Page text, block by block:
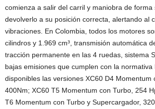
comienza a salir del carril y maniobra de forma
devolverlo a su posición correcta, alertando al
vibraciones. En Colombia, todos los motores
cilindros y 1.969 cm³, transmisión automática
tracción permanente en las 4 ruedas, sistema
bajas emisiones que cumplen con la
disponibles las versiones XC60 D4 Momentum
400Nm; XC60 T5 Momentum con Turbo, 254
T6 Momentum con Turbo y Supercargador,